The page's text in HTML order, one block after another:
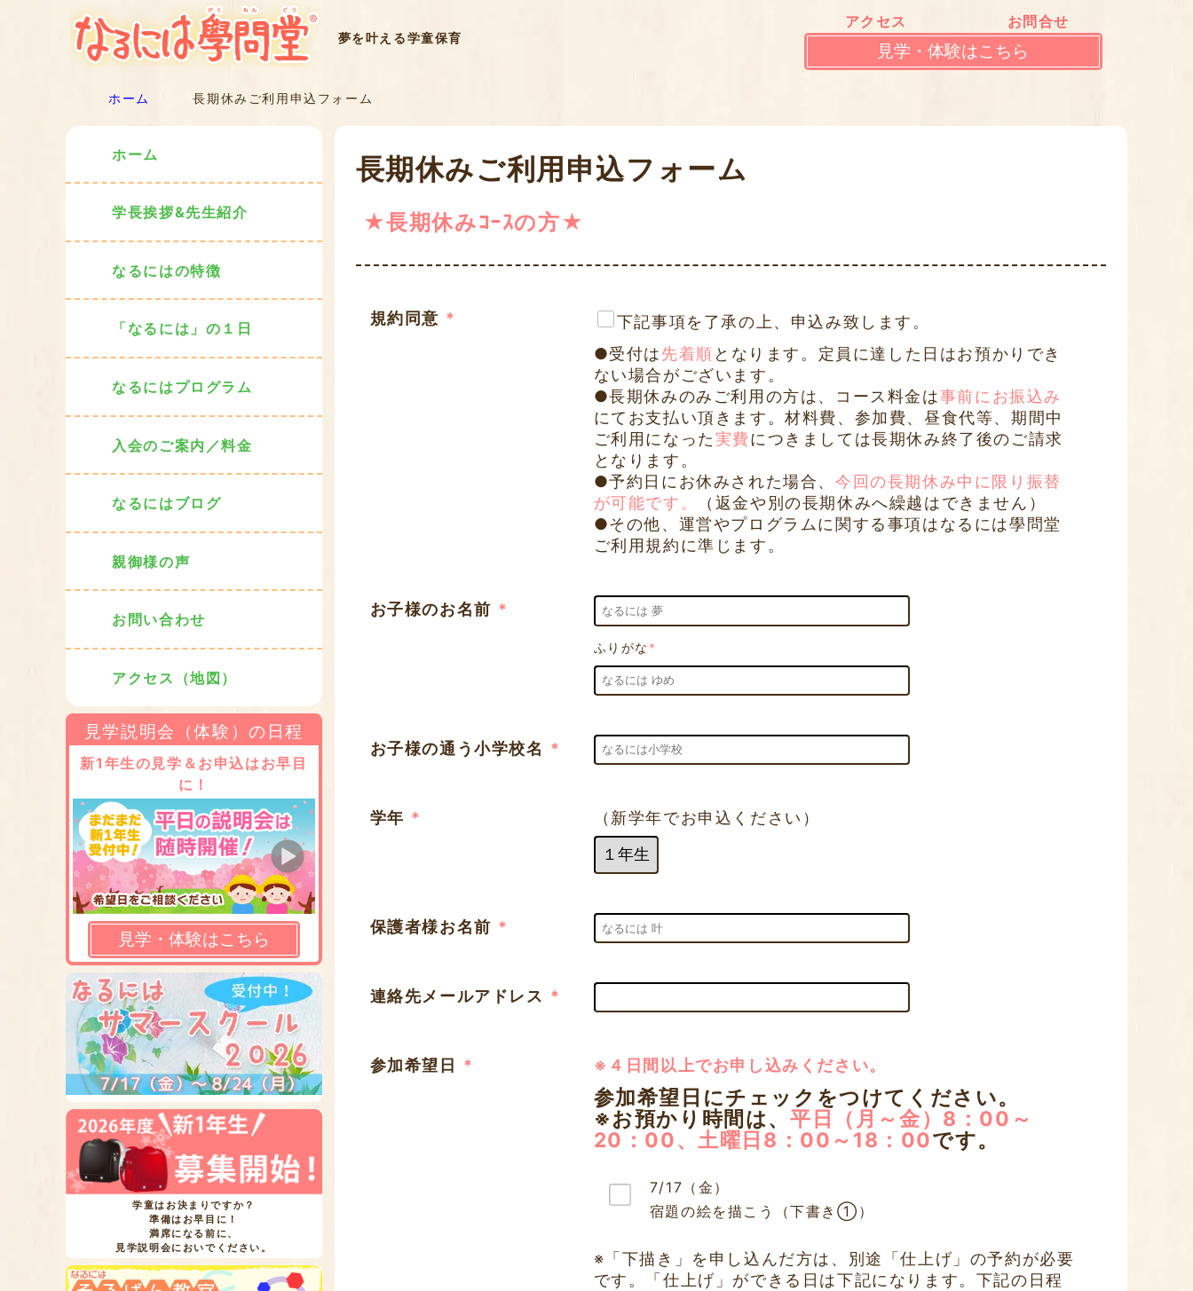
夢を叶える学童保育
アクセス お問合せ
見学・体験はこちら
ホーム 長期休みご利用申込フォーム
長期休みご利用申込フォーム
★長期休みｺｰｽの方★
規約同意 *
下記事項を了承の上、申込み致します。
●受付は先着順 となります。定員に達した日はお預かりでき
ない場合がございます。
●長期休みのみご利用の方は、コース料金は事前にお振込み
にてお支払い頂きます。材料費、参加費、昼食代等、期間中
ご利用になった実費につきましては長期休み終了後のご請求
となります。
●予約日にお休みされた場合、今回の長期休み中に限り振替
が可能です。
（返金や別の長期休みへ繰越はできません）
●その他、運営やプログラムに関する事項はなるには學問堂
ご利用規約に準じます。
お子様のお名前 *
ふりがな *
お子様の通う小学校名 *
学年 * （新学年でお申込ください）
保護者様お名前 *
連絡先メールアドレス *
参加希望日 * ※４日間以上でお申し込みください。
参加希望日にチェックをつけてください。
※お預かり時間は、平日（月～金）8：00～
20：00、土曜日8：00～18：00です。
7/17（金）
宿題の絵を描こう（下書き①）
※「下描き」を申し込んだ方は、別途「仕上げ」の予約が必要
です。「仕上げ」ができる日は下記になります。下記の日程
ホーム
学長挨拶&先生紹介
なるにはの特徴
「なるには」の１日
なるにはプログラム
入会のご案内／料金
なるにはブログ
親御様の声
お問い合わせ
アクセス（地図）
見学説明会（体験）の日程
新1年生の見学＆お申込はお早目
に！
見学・体験はこちら
学童はお決まりですか？
準備はお早目に！
満席になる前に、
見学説明会においでください。